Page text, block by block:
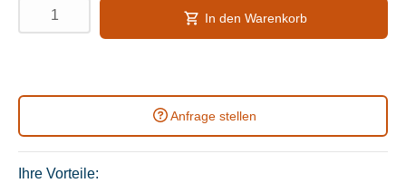
In den Warenkorb
Anfrage stellen
Ihre Vorteile: